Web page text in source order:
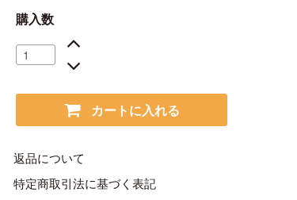
購入数
カートに入れる
返品について
特定商取引法に基づく表記